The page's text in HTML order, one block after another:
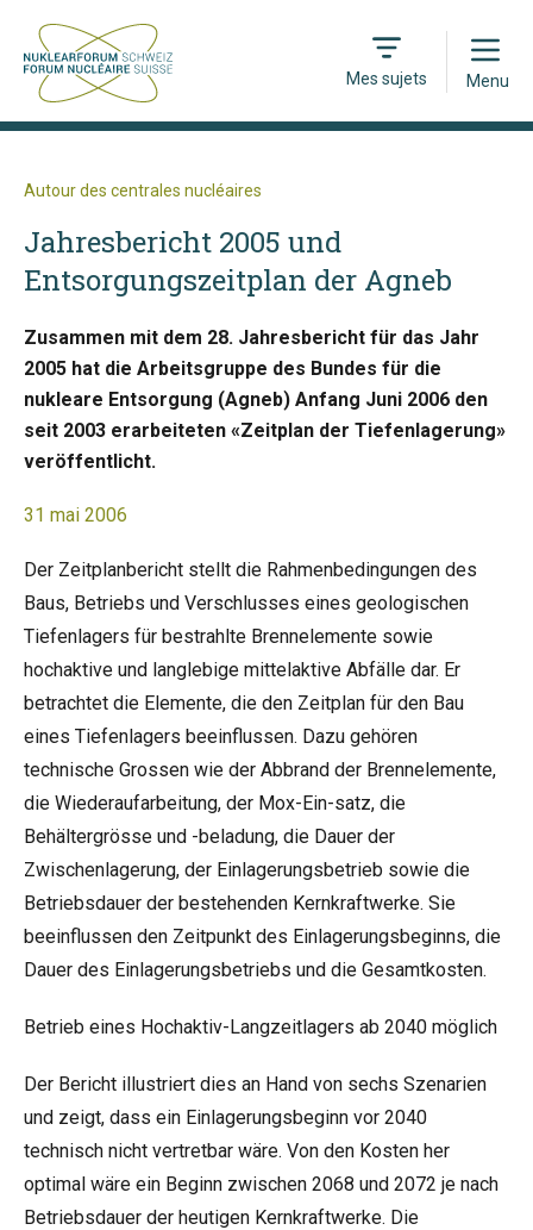
Mes sujets
Open
Menu
Autour des centrales nucléaires
Jahresbericht 2005 und
Entsorgungszeitplan der Agneb
Zusammen mit dem 28. Jahresbericht für das Jahr
2005 hat die Arbeitsgruppe des Bundes für die
nukleare Entsorgung (Agneb) Anfang Juni 2006 den
seit 2003 erarbeiteten «Zeitplan der Tiefenlagerung»
veröffentlicht.
31 mai 2006
Der Zeitplanbericht stellt die Rahmenbedingungen des
Baus, Betriebs und Verschlusses eines geologischen
Tiefenlagers für bestrahlte Brennelemente sowie
hochaktive und langlebige mittelaktive Abfälle dar. Er
betrachtet die Elemente, die den Zeitplan für den Bau
eines Tiefenlagers beeinflussen. Dazu gehören
technische Grossen wie der Abbrand der Brennelemente,
die Wiederaufarbeitung, der Mox-Ein-satz, die
Behältergrösse und -beladung, die Dauer der
Zwischenlagerung, der Einlagerungsbetrieb sowie die
Betriebsdauer der bestehenden Kernkraftwerke. Sie
beeinflussen den Zeitpunkt des Einlagerungsbeginns, die
Dauer des Einlagerungsbetriebs und die Gesamtkosten.
Betrieb eines Hochaktiv-Langzeitlagers ab 2040 möglich
Der Bericht illustriert dies an Hand von sechs Szenarien
und zeigt, dass ein Einlagerungsbeginn vor 2040
technisch nicht vertretbar wäre. Von den Kosten her
optimal wäre ein Beginn zwischen 2068 und 2072 je nach
Betriebsdauer der heutigen Kernkraftwerke. Die